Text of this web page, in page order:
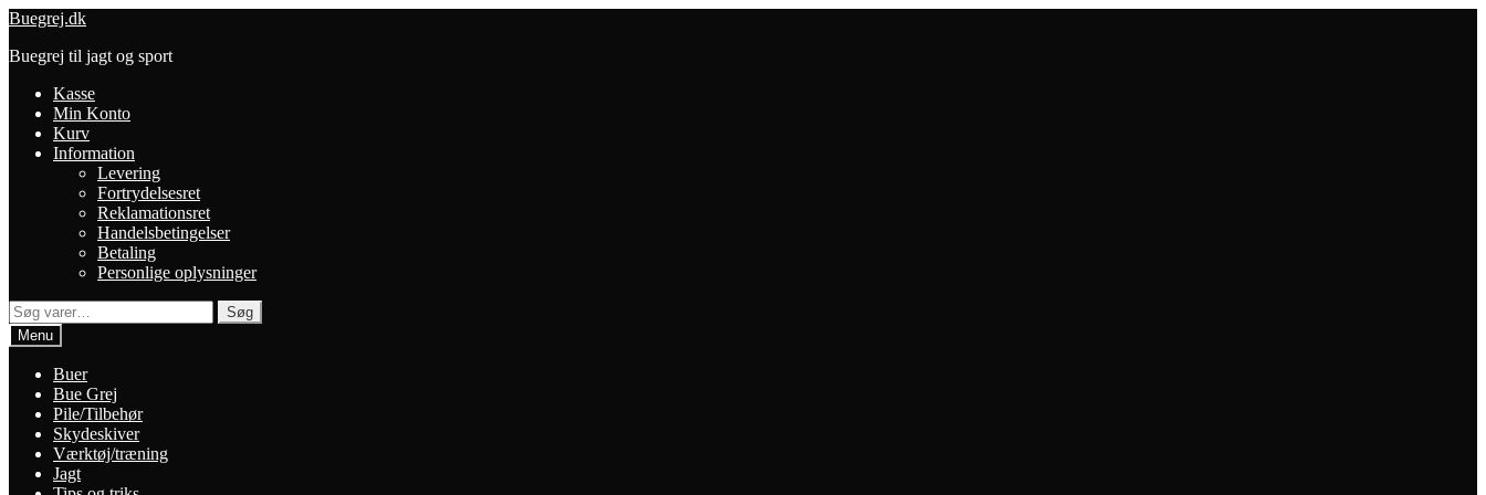
Spring
navigation
Spring
indhold
Buegrej.dk
Buegrej til jagt og sport
Kasse
Min Konto
Kurv
Information
Levering
Fortrydelsesret
Reklamationsret
Handelsbetingelser
Betaling
Personlige oplysninger
Søg
efter:
Søg
Menu
Buer
Bue Grej
Pile/Tilbehør
Skydeskiver
Værktøj/træning
Jagt